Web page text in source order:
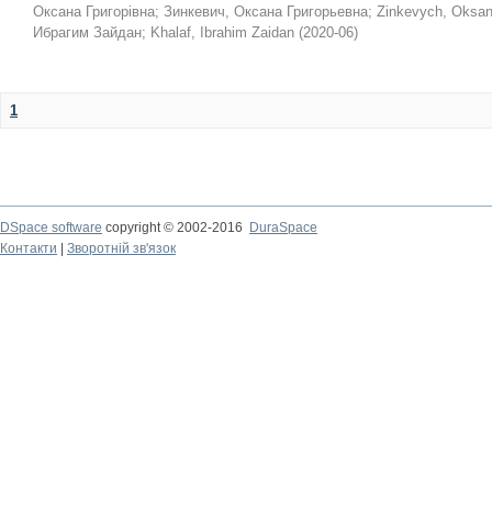
Оксана Григорівна; Зинкевич, Оксана Григорьевна; Zinkevych,
Ибрагим Зайдан; Khalaf, Ibrahim Zaidan (2020-06)
1
DSpace software copyright © 2002-2016
DuraSpace
Контакти
Зворотній зв'язок